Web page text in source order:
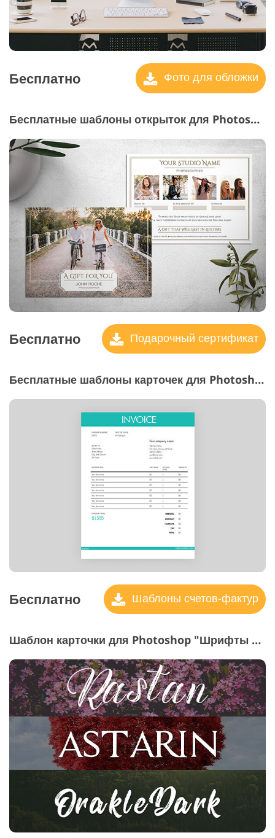
Бесплатно Фото для обложки
Бесплатные шаблоны открыток для Photoshop "Подарочный сертификат"
Бесплатно Подарочный сертификат
Бесплатные шаблоны карточек для Photoshop "Шаблоны счетов-фактур за фотографии"
Бесплатно Шаблоны счетов-фактур
Шаблон карточки для Photoshop "Шрифты для фотографий"